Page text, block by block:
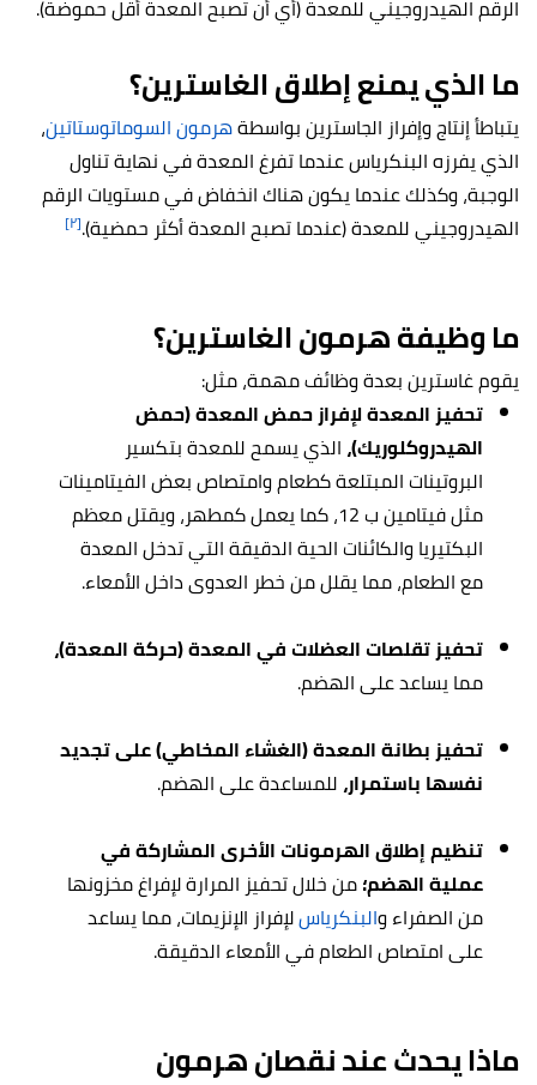
الرقم الهيدروجيني للمعدة (أي أن تصبح المعدة أقل حموضة).
ما الذي يمنع إطلاق الغاسترين؟
يتباطأ إنتاج وإفراز الجاسترين بواسطةهرمون السوماتوستاتين،
الذي يفرزه البنكرياس عندما تفرغ المعدة في نهاية تناول
الوجبة، وكذلك عندما يكون هناك انخفاض في مستويات الرقم
الهيدروجيني للمعدة (عندما تصبح المعدة أكثر حمضية).[٢]
ما وظيفة هرمون الغاسترين؟
يقوم غاسترين بعدة وظائف مهمة، مثل:
تحفيز المعدة لإفراز حمض المعدة (حمض
الهيدروكلوريك)،الذي يسمح للمعدة بتكسير
البروتينات المبتلعة كطعام وامتصاص بعض الفيتامينات
مثل فيتامين ب 12، كما يعمل كمطهر، ويقتل معظم
البكتيريا والكائنات الحية الدقيقة التي تدخل المعدة
مع الطعام، مما يقلل من خطر العدوى داخل الأمعاء.
تحفيز تقلصات العضلات في المعدة (حركة المعدة)،
مما يساعد على الهضم.
تحفيز بطانة المعدة (الغشاء المخاطي) على تجديد
نفسها باستمرار،للمساعدة على الهضم.
تنظيم إطلاق الهرمونات الأخرى المشاركة في
عملية الهضم؛من خلال تحفيز المرارة لإفراغ مخزونها
من الصفراء والبنكرياسلإفراز الإنزيمات، مما يساعد
على امتصاص الطعام في الأمعاء الدقيقة.
ماذا يحدث عند نقصان هرمون